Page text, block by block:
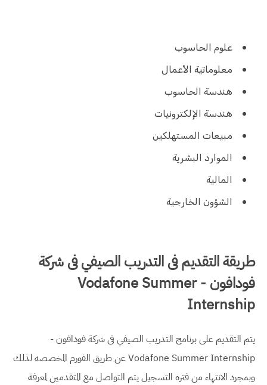
علوم الحاسوب
معلوماتية الأعمال
هندسة الحاسوب
هندسة الإلكترونيات
مبيعات المستهلكين
الموارد البشرية
المالية
الشؤون الخارجية
طريقة التقديم فى التدريب الصيفي فى شركة
فودافون - Vodafone Summer
Internship
يتم التقديم على برنامج التدريب الصيفي فى شركة فودافون -
Vodafone Summer Internship عن طريق الفورم المخصصه لذلك
وبمجرد الانتهاء من فتره التسجيل يتم التواصل مع المتقدمين لمعرفة